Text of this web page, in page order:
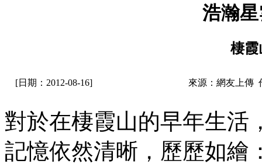
浩瀚
棲霞
[日期：2012-08-16] 來源：網友上傳
對於在棲霞山的早年生活
記憶依然清晰，歷歷如繪